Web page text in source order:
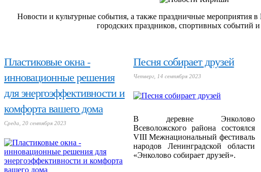
Новости и культурные события, а также праздничные
городских праздников, спортивных событий и
Пластиковые окна -
инновационные решения
для энергоэффективности и
комфорта вашего дома
Среда, 20 сентября 2023
Песня собирает друзей
Четверг, 14 сентября 2023
В деревне Энколово
Всеволожского района состоялся
VIII Межнациональный фестиваль
народов Ленинградской области
«Энколово собирает друзей».